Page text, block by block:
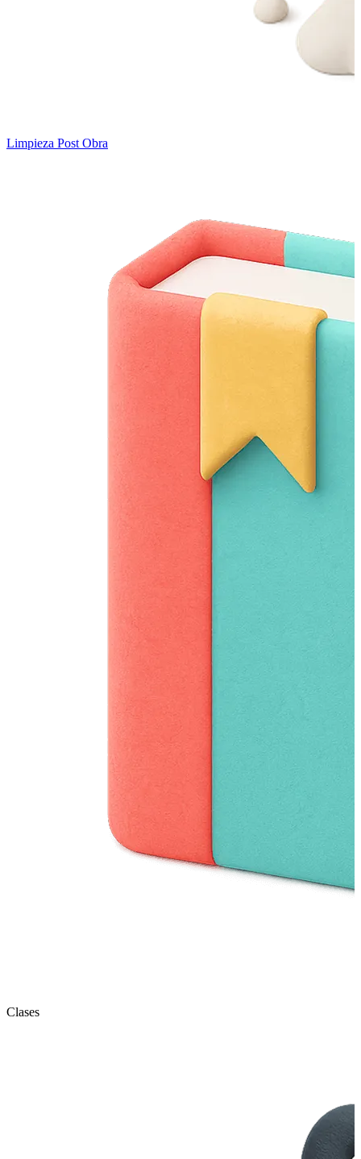
Limpieza Post Obra
Clases